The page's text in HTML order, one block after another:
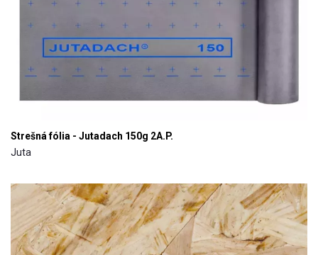
Strešná fólia - Jutadach 150g 2A.P.
Juta